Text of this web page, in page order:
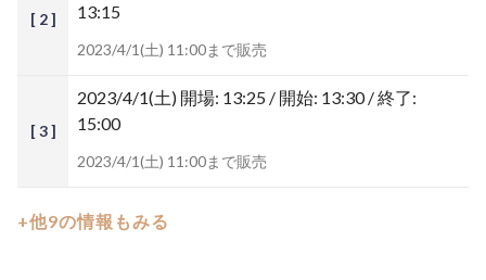
[ 2 ]
13:15
2023/4/1(土) 11:00まで販売
[ 3 ]
2023/4/1(土) 開場: 13:25 / 開始: 13:30 / 終了:
15:00
2023/4/1(土) 11:00まで販売
+他9の情報もみる